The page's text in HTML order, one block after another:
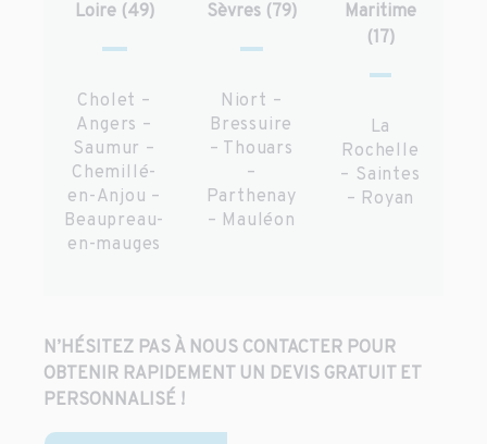
Loire (49)
Cholet –
Angers –
Saumur –
Chemillé-
en-Anjou –
Beaupreau-
en-mauges
Sèvres (79)
Niort –
Bressuire
– Thouars
–
Parthenay
– Mauléon
Maritime
(17)
La
Rochelle
– Saintes
– Royan
N’HÉSITEZ PAS À NOUS CONTACTER POUR
OBTENIR RAPIDEMENT UN DEVIS GRATUIT ET
PERSONNALISÉ !